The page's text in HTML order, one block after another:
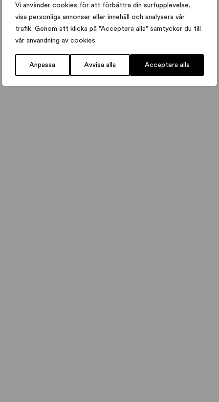
Vi använder cookies för att förbättra din surfupplevelse,
visa personliga annonser eller innehåll och analysera vår
trafik. Genom att klicka på "Acceptera alla" samtycker du till
vår användning av cookies.
Anpassa Avvisa alla Acceptera alla